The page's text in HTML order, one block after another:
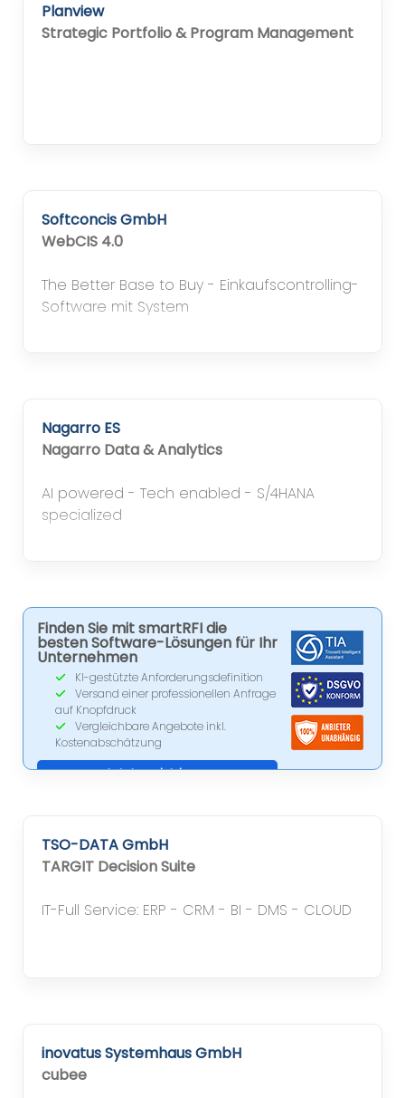
Planview
Strategic Portfolio & Program Management
Softconcis GmbH
WebCIS 4.0
The Better Base to Buy - Einkaufscontrolling-
Software mit System
Nagarro ES
Nagarro Data & Analytics
AI powered - Tech enabled - S/4HANA
specialized
Finden Sie mit smartRFI die
besten Software-Lösungen für Ihr
Unternehmen
KI-gestützte Anforderungsdefinition
Versand einer professionellen Anfrage
auf Knopfdruck
Vergleichbare Angebote inkl.
Kostenabschätzung
Jetzt registrieren
TSO-DATA GmbH
TARGIT Decision Suite
IT-Full Service: ERP - CRM - BI - DMS - CLOUD
inovatus Systemhaus GmbH
cubee